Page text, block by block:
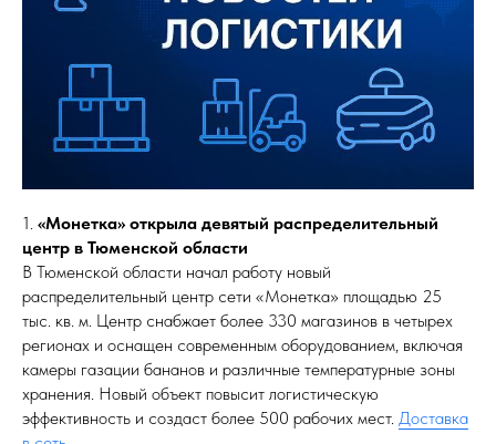
1. «Монетка» открыла девятый распределительный
центр в Тюменской области
В Тюменской области начал работу новый
распределительный центр сети «Монетка» площадью 25
тыс. кв. м. Центр снабжает более 330 магазинов в четырех
регионах и оснащен современным оборудованием, включая
камеры газации бананов и различные температурные зоны
хранения. Новый объект повысит логистическую
эффективность и создаст более 500 рабочих мест. Доставка